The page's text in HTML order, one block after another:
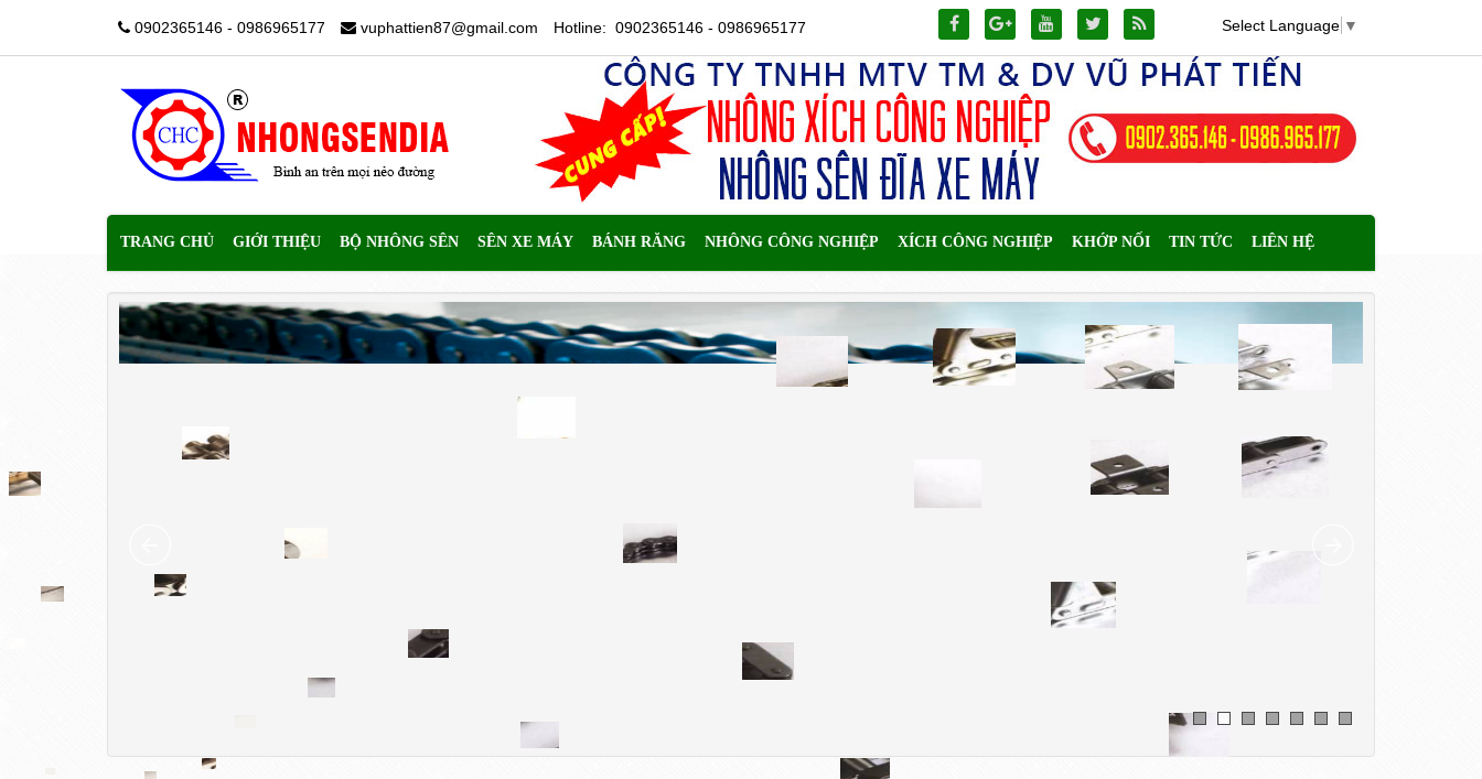
TRANG CHỦ GIỚI THIỆU BỘ NHÔNG SÊN SÊN XE MÁY BÁNH RĂNG NHÔNG CÔNG NGHIỆP XÍCH CÔNG NGHIỆP KHỚP NỐI TIN TỨC LIÊN HỆ
Select Language ▼
0902365146 - 0986965177 vuphattien87@gmail.com Hotline: 0902365146 - 0986965177